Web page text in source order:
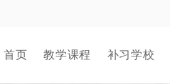
首页 教学课程 补习学校